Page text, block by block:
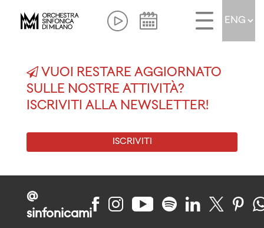
VUOI RESTARE AGGIORNATO
SULLE NOSTRE ATTIVITÀ?
ISCRIVITI ALLA NEWSLETTER!
ISCRIVITI
@
sinfonicami